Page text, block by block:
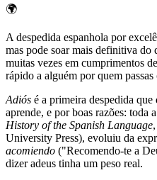
🌍
A despedida espanhola por
mas pode soar mais definitiva do
muitas vezes em cumprimentos
rápido a alguém por quem
Adiós é a primeira despedida que
aprende, e por boas razões: toda
History of the Spanish Language
University Press), evoluiu da
acomiendo ("Recomendo-te a
dizer adeus tinha um peso real.